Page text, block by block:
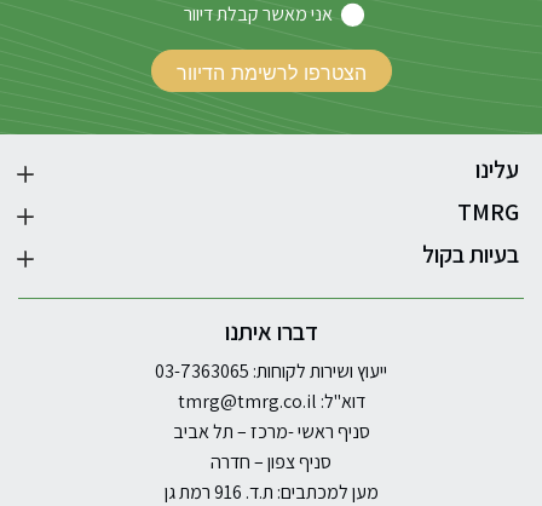
אני מאשר קבלת דיוור
עלינו
TMRG
בעיות בקול
דברו איתנו
ייעוץ ושירות לקוחות: 03-7363065
דוא"ל: tmrg@tmrg.co.il
סניף ראשי -מרכז – תל אביב
סניף צפון – חדרה
מען למכתבים: ת.ד. 916 רמת גן